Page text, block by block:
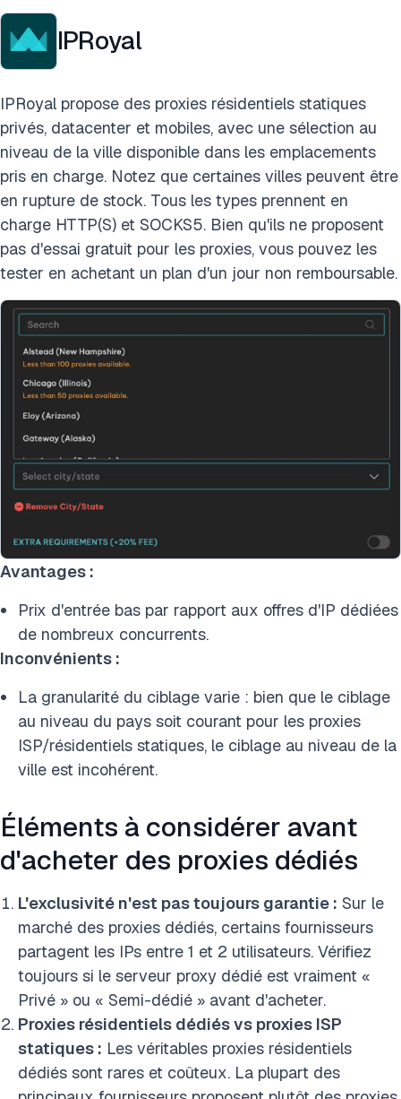
IPRoyal
IPRoyal propose des proxies résidentiels statiques
privés, datacenter et mobiles, avec une sélection au
niveau de la ville disponible dans les emplacements
pris en charge. Notez que certaines villes peuvent être
en rupture de stock. Tous les types prennent en
charge HTTP(S) et SOCKS5. Bien qu'ils ne proposent
pas d'essai gratuit pour les proxies, vous pouvez les
tester en achetant un plan d'un jour non remboursable.
Avantages :
Prix d'entrée bas par rapport aux offres d'IP dédiées
de nombreux concurrents.
Inconvénients :
La granularité du ciblage varie : bien que le ciblage
au niveau du pays soit courant pour les proxies
ISP/résidentiels statiques, le ciblage au niveau de la
ville est incohérent.
Éléments à considérer avant
d'acheter des proxies dédiés
L'exclusivité n'est pas toujours garantie : Sur le
marché des proxies dédiés, certains fournisseurs
partagent les IPs entre 1 et 2 utilisateurs. Vérifiez
toujours si le serveur proxy dédié est vraiment «
Privé » ou « Semi-dédié » avant d'acheter.
Proxies résidentiels dédiés vs proxies ISP
statiques : Les véritables proxies résidentiels
dédiés sont rares et coûteux. La plupart des